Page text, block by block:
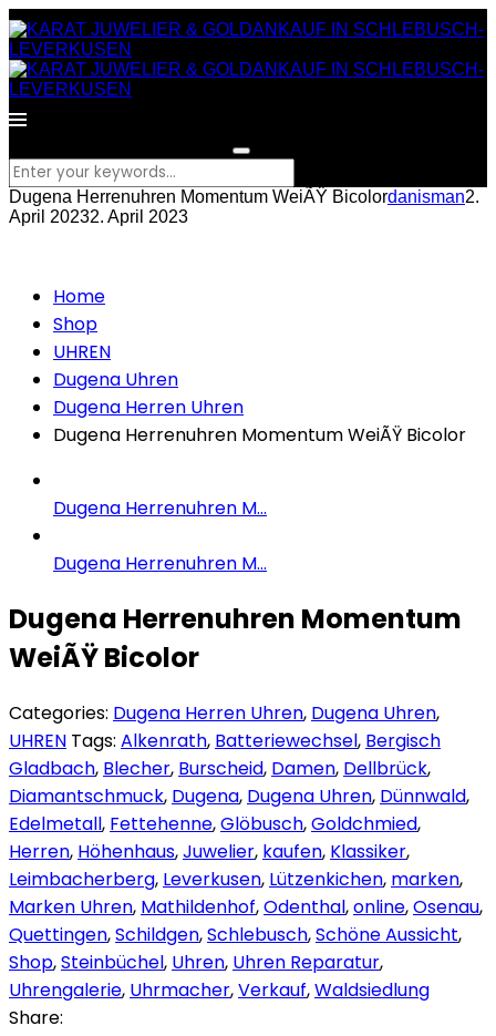
Dugena Herrenuhren Momentum WeiÃŸ Bicolordanisman2.
April 20232. April 2023
Home
Shop
UHREN
Dugena Uhren
Dugena Herren Uhren
Dugena Herrenuhren Momentum WeiÃŸ Bicolor
Dugena Herrenuhren M...
Dugena Herrenuhren M...
Dugena Herrenuhren Momentum
WeiÃŸ Bicolor
Categories: Dugena Herren Uhren, Dugena Uhren,
UHREN Tags: Alkenrath, Batteriewechsel, Bergisch
Gladbach, Blecher, Burscheid, Damen, Dellbrück,
Diamantschmuck, Dugena, Dugena Uhren, Dünnwald,
Edelmetall, Fettehenne,Glöbusch,Goldchmied,
Herren, Höhenhaus,Juwelier, kaufen, Klassiker,
Leimbacherberg, Leverkusen, Lützenkichen, marken,
Marken Uhren, Mathildenhof,Odenthal,online,Osenau,
Quettingen,Schildgen,Schlebusch,Schöne Aussicht,
Shop,Steinbüchel, Uhren, Uhren Reparatur,
Uhrengalerie, Uhrmacher,Verkauf,Waldsiedlung
Share: